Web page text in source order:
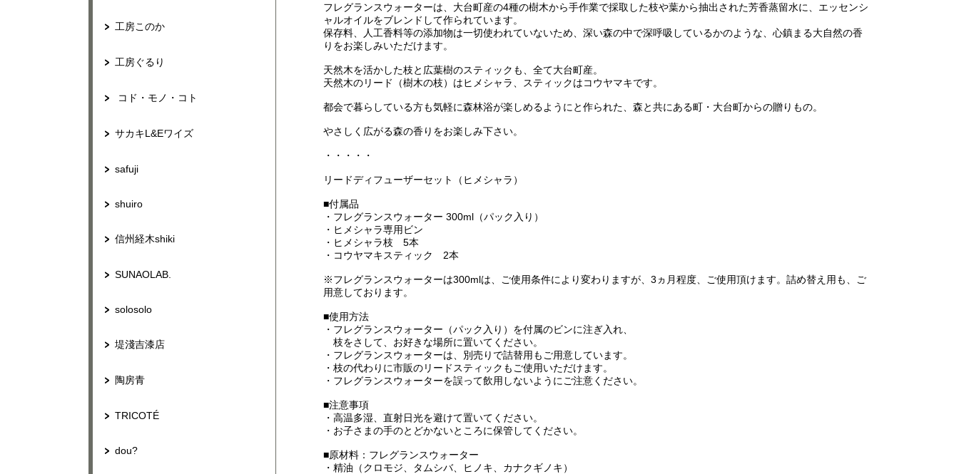
工房このか
工房ぐるり
コド・モノ・コト
サカキL&Eワイズ
safuji
shuiro
信州経木shiki
SUNAOLAB.
solosolo
堤淺吉漆店
陶房青
TRICOTÉ
dou?
フレグランスウォーターは、大台町産の4種の樹木から手作業で採取した枝や葉から抽出された芳香蒸留水に、エッセンシ
ャルオイルをブレンドして作られています。
保存料、人工香料等の添加物は一切使われていないため、深い森の中で深呼吸しているかのような、心鎮まる大自然の香
りをお楽しみいただけます。
天然木を活かした枝と広葉樹のスティックも、全て大台町産。
天然木のリード（樹木の枝）はヒメシャラ、スティックはコウヤマキです。
都会で暮らしている方も気軽に森林浴が楽しめるようにと作られた、森と共にある町・大台町からの贈りもの。
やさしく広がる森の香りをお楽しみ下さい。
・・・・・
リードディフューザーセット（ヒメシャラ）
■付属品
・フレグランスウォーター 300ml（パック入り）
・ヒメシャラ専用ビン
・ヒメシャラ枝 5本
・コウヤマキスティック 2本
※フレグランスウォーターは300mlは、ご使用条件により変わりますが、3ヵ月程度、ご使用頂けます。詰め替え用も、ご
用意しております。
■使用方法
・フレグランスウォーター（パック入り）を付属のビンに注ぎ入れ、
枝をさして、お好きな場所に置いてください。
・フレグランスウォーターは、別売りで詰替用もご用意しています。
・枝の代わりに市販のリードスティックもご使用いただけます。
・フレグランスウォーターを誤って飲用しないようにご注意ください。
■注意事項
・高温多湿、直射日光を避けて置いてください。
・お子さまの手のとどかないところに保管してください。
■原材料：フレグランスウォーター
・精油（クロモジ、タムシバ、ヒノキ、カナクギノキ）